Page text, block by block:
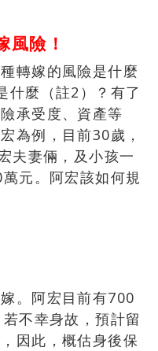
風險！
轉嫁的風險是什麼
什麼（註2）？有了
承受度、資產等
為例，目前30歲，
夫妻倆，及小孩一
元。阿宏該如何規
。阿宏目前有700
不幸身故，預計留
因此，概估身後保